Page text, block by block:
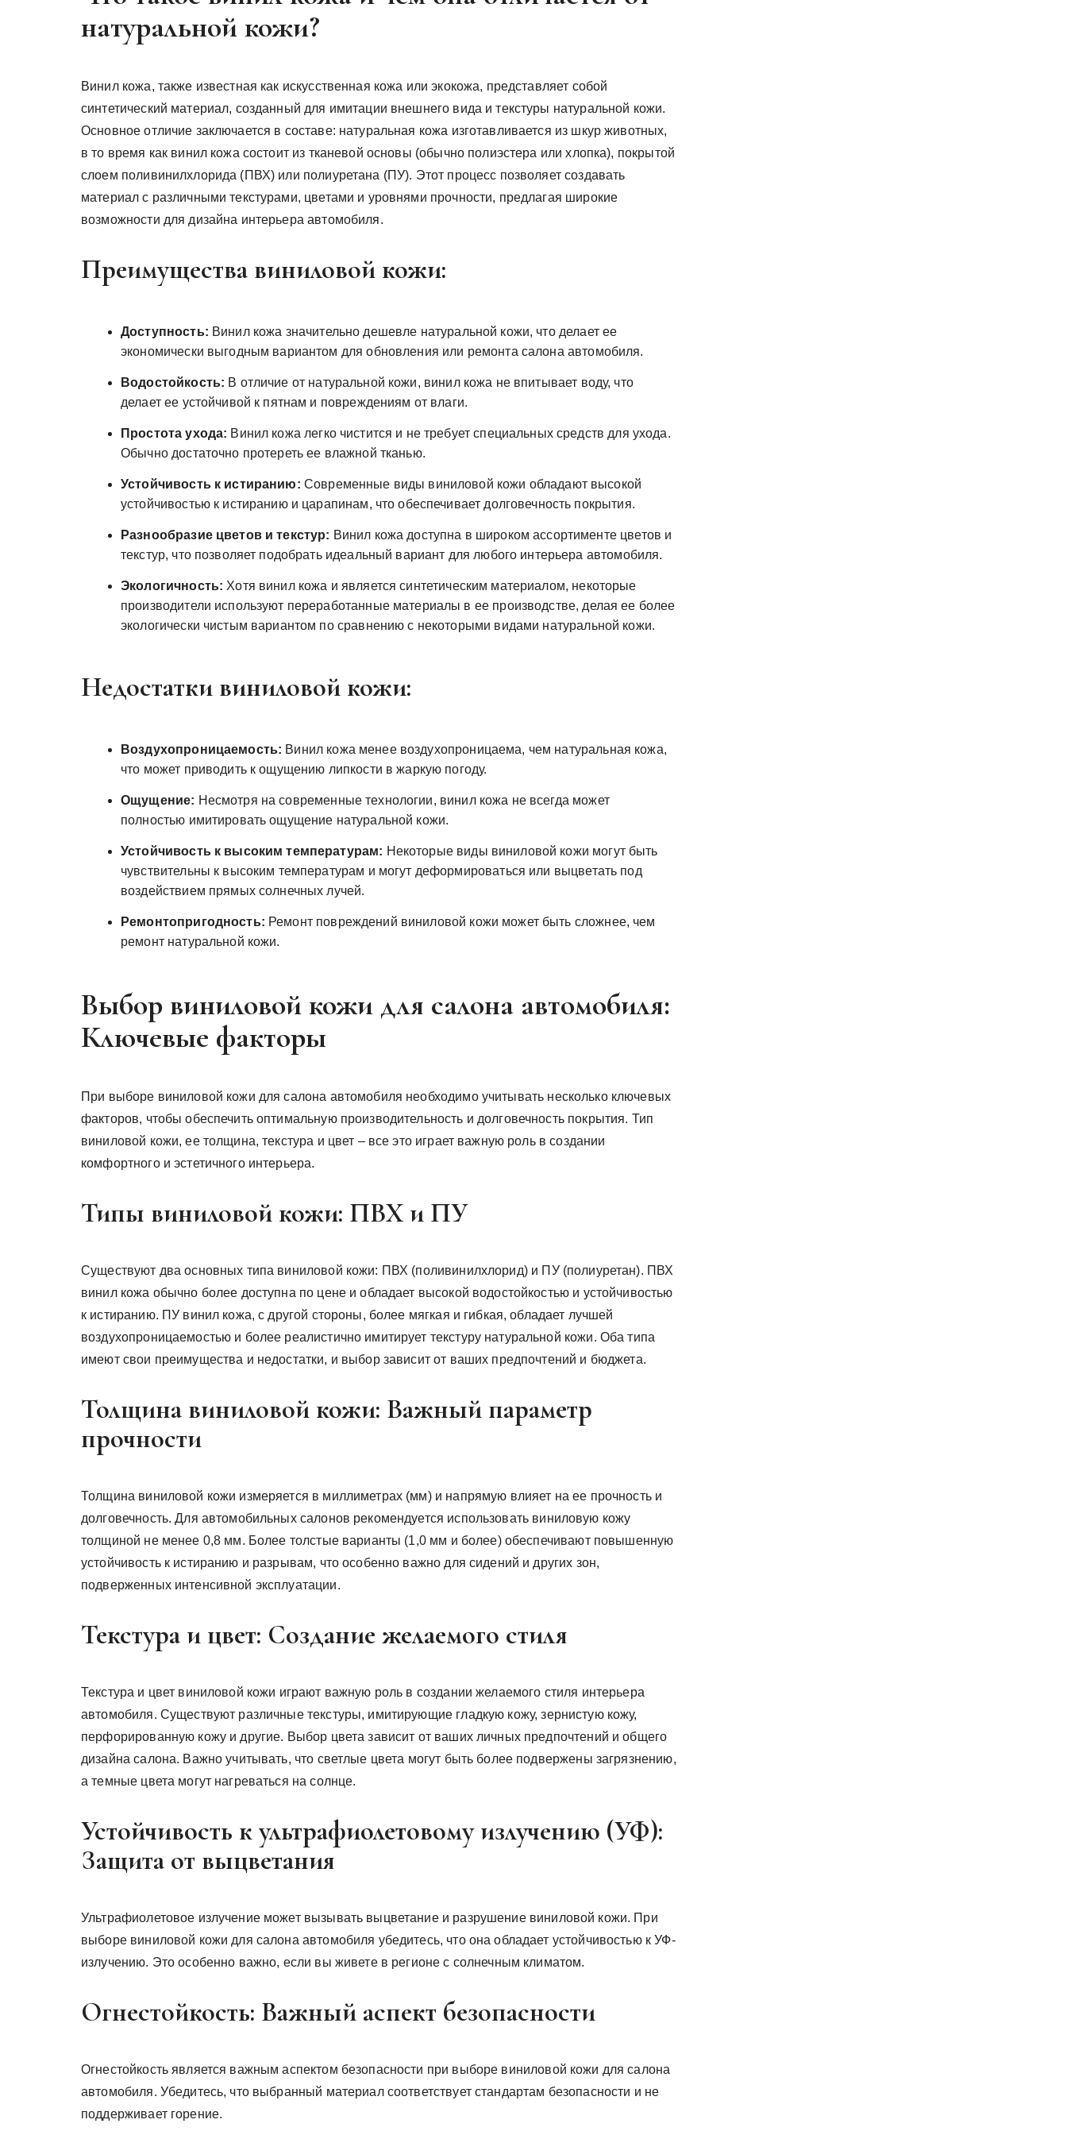
натуральной кожи?
Винил кожа, также известная как искусственная кожа или экокожа, представляет собой
синтетический материал, созданный для имитации внешнего вида и текстуры натуральной кожи.
Основное отличие заключается в составе: натуральная кожа изготавливается из шкур животных,
в то время как винил кожа состоит из тканевой основы (обычно полиэстера или хлопка), покрытой
слоем поливинилхлорида (ПВХ) или полиуретана (ПУ). Этот процесс позволяет создавать
материал с различными текстурами, цветами и уровнями прочности, предлагая широкие
возможности для дизайна интерьера автомобиля.
Преимущества виниловой кожи:
Доступность: Винил кожа значительно дешевле натуральной кожи, что делает ее
экономически выгодным вариантом для обновления или ремонта салона автомобиля.
Водостойкость: В отличие от натуральной кожи, винил кожа не впитывает воду, что
делает ее устойчивой к пятнам и повреждениям от влаги.
Простота ухода: Винил кожа легко чистится и не требует специальных средств для ухода.
Обычно достаточно протереть ее влажной тканью.
Устойчивость к истиранию: Современные виды виниловой кожи обладают высокой
устойчивостью к истиранию и царапинам, что обеспечивает долговечность покрытия.
Разнообразие цветов и текстур: Винил кожа доступна в широком ассортименте цветов и
текстур, что позволяет подобрать идеальный вариант для любого интерьера автомобиля.
Экологичность: Хотя винил кожа и является синтетическим материалом, некоторые
производители используют переработанные материалы в ее производстве, делая ее более
экологически чистым вариантом по сравнению с некоторыми видами натуральной кожи.
Недостатки виниловой кожи:
Воздухопроницаемость: Винил кожа менее воздухопроницаема, чем натуральная кожа,
что может приводить к ощущению липкости в жаркую погоду.
Ощущение: Несмотря на современные технологии, винил кожа не всегда может
полностью имитировать ощущение натуральной кожи.
Устойчивость к высоким температурам: Некоторые виды виниловой кожи могут быть
чувствительны к высоким температурам и могут деформироваться или выцветать под
воздействием прямых солнечных лучей.
Ремонтопригодность: Ремонт повреждений виниловой кожи может быть сложнее, чем
ремонт натуральной кожи.
Выбор виниловой кожи для салона автомобиля:
Ключевые факторы
При выборе виниловой кожи для салона автомобиля необходимо учитывать несколько ключевых
факторов, чтобы обеспечить оптимальную производительность и долговечность покрытия. Тип
виниловой кожи, ее толщина, текстура и цвет – все это играет важную роль в создании
комфортного и эстетичного интерьера.
Типы виниловой кожи: ПВХ и ПУ
Существуют два основных типа виниловой кожи: ПВХ (поливинилхлорид) и ПУ (полиуретан). ПВХ
винил кожа обычно более доступна по цене и обладает высокой водостойкостью и устойчивостью
к истиранию. ПУ винил кожа, с другой стороны, более мягкая и гибкая, обладает лучшей
воздухопроницаемостью и более реалистично имитирует текстуру натуральной кожи. Оба типа
имеют свои преимущества и недостатки, и выбор зависит от ваших предпочтений и бюджета.
Толщина виниловой кожи: Важный параметр
прочности
Толщина виниловой кожи измеряется в миллиметрах (мм) и напрямую влияет на ее прочность и
долговечность. Для автомобильных салонов рекомендуется использовать виниловую кожу
толщиной не менее 0,8 мм. Более толстые варианты (1,0 мм и более) обеспечивают повышенную
устойчивость к истиранию и разрывам, что особенно важно для сидений и других зон,
подверженных интенсивной эксплуатации.
Текстура и цвет: Создание желаемого стиля
Текстура и цвет виниловой кожи играют важную роль в создании желаемого стиля интерьера
автомобиля. Существуют различные текстуры, имитирующие гладкую кожу, зернистую кожу,
перфорированную кожу и другие. Выбор цвета зависит от ваших личных предпочтений и общего
дизайна салона. Важно учитывать, что светлые цвета могут быть более подвержены загрязнению,
а темные цвета могут нагреваться на солнце.
Устойчивость к ультрафиолетовому излучению (УФ):
Защита от выцветания
Ультрафиолетовое излучение может вызывать выцветание и разрушение виниловой кожи. При
выборе виниловой кожи для салона автомобиля убедитесь, что она обладает устойчивостью к УФ-
излучению. Это особенно важно, если вы живете в регионе с солнечным климатом.
Огнестойкость: Важный аспект безопасности
Огнестойкость является важным аспектом безопасности при выборе виниловой кожи для салона
автомобиля. Убедитесь, что выбранный материал соответствует стандартам безопасности и не
поддерживает горение.